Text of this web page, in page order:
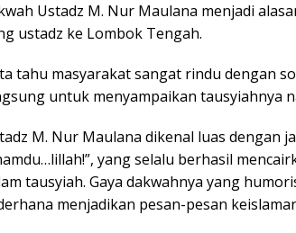
Ustadz M. Nur Maulana menjadi
ustadz ke Lombok Tengah.
tahu masyarakat sangat rindu dengan
untuk menyampaikan tausyiahnya
M. Nur Maulana dikenal luas dengan
yang selalu berhasil
tausyiah. Gaya dakwahnya yang
menjadikan pesan-pesan